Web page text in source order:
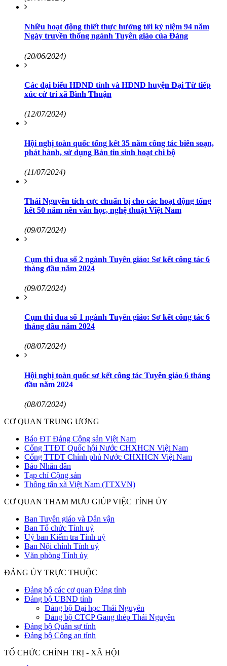
Nhiều hoạt động thiết thực hướng tới kỷ niệm 94 năm
Ngày truyền thống ngành Tuyên giáo của Đảng
(20/06/2024)
Các đại biểu HĐND tỉnh và HĐND huyện Đại Từ tiếp
xúc cử tri xã Bình Thuận
(12/07/2024)
Hội nghị toàn quốc tổng kết 35 năm công tác biên soạn,
phát hành, sử dụng Bản tin sinh hoạt chi bộ
(11/07/2024)
Thái Nguyên tích cực chuẩn bị cho các hoạt động tổng
kết 50 năm nền văn học, nghệ thuật Việt Nam
(09/07/2024)
Cụm thi đua số 2 ngành Tuyên giáo: Sơ kết công tác 6
tháng đầu năm 2024
(09/07/2024)
Cụm thi đua số 1 ngành Tuyên giáo: Sơ kết công tác 6
tháng đầu năm 2024
(08/07/2024)
Hội nghị toàn quốc sơ kết công tác Tuyên giáo 6 tháng
đầu năm 2024
(08/07/2024)
CƠ QUAN TRUNG ƯƠNG
Báo ĐT Đảng Cộng sản Việt Nam
Cổng TTĐT Quốc hội Nước CHXHCN Việt Nam
Cổng TTĐT Chính phủ Nước CHXHCN Việt Nam
Báo Nhân dân
Tạp chí Cộng sản
Thông tấn xã Việt Nam (TTXVN)
CƠ QUAN THAM MƯU GIÚP VIỆC TỈNH ỦY
Ban Tuyên giáo và Dân vận
Ban Tổ chức Tỉnh uỷ
Uỷ ban Kiểm tra Tỉnh uỷ
Ban Nội chính Tỉnh uỷ
Văn phòng Tỉnh ủy
ĐẢNG ỦY TRỰC THUỘC
Đảng bộ các cơ quan Đảng tỉnh
Đảng bộ UBND tỉnh
Đảng bộ Đại học Thái Nguyên
Đảng bộ CTCP Gang thép Thái Nguyên
Đảng bộ Quân sự tỉnh
Đảng bộ Công an tỉnh
TỔ CHỨC CHÍNH TRỊ - XÃ HỘI